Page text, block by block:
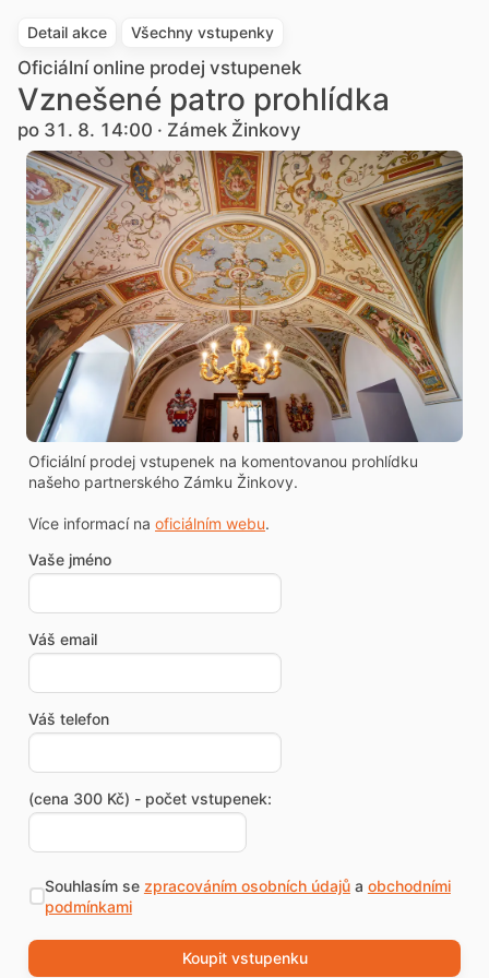
Detail akce Všechny vstupenky
Oficiální online prodej vstupenek
Vznešené patro prohlídka
po 31. 8. 14:00 · Zámek Žinkovy
Oficiální prodej vstupenek na komentovanou prohlídku
našeho partnerského Zámku Žinkovy.
Více informací na oficiálním webu.
Vaše jméno
Váš email
Váš telefon
(cena 300 Kč) - počet vstupenek:
Souhlasím se zpracováním osobních údajůa obchodními
podmínkami
Koupit vstupenku